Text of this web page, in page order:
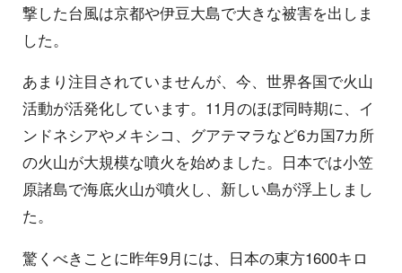
撃した台風は京都や伊豆大島で大きな被害を出しま
した。
あまり注目されていませんが、今、世界各国で火山
活動が活発化しています。11月のほぼ同時期に、イ
ンドネシアやメキシコ、グアテマラなど6カ国7カ所
の火山が大規模な噴火を始めました。日本では小笠
原諸島で海底火山が噴火し、新しい島が浮上しまし
た。
驚くべきことに昨年9月には、日本の東方1600キロ